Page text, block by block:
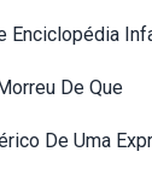
Enciclopédia
De Que
De Uma